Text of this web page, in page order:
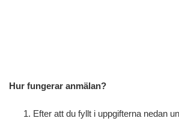
Hur fungerar anmälan?
Efter att du fyllt i uppgifterna nedan